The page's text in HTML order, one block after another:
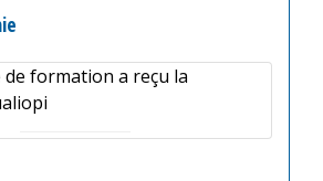
formation a reçu la